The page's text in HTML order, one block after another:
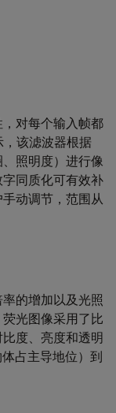
对每个输入帧都
该滤波器根据
照明度）进行像
同质化可有效补
动调节，范围从
的增加以及光照
光图像采用了比
度、亮度和透明
占主导地位）到